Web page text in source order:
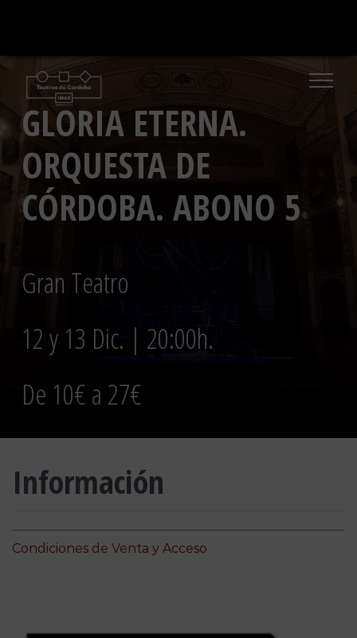
contenido
GLORIA ETERNA.
ORQUESTA DE
CÓRDOBA. ABONO 5
Gran Teatro
12 y 13 Dic. | 20:00h.
De 10€ a 27€
Información
Condiciones de Venta y Acceso